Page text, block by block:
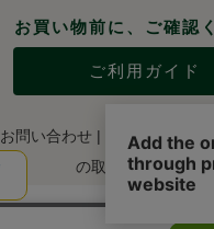
お買い物前に、ご確認
ご利用ガイド
お問い合わせ 特定商取引法
の取り扱いについて